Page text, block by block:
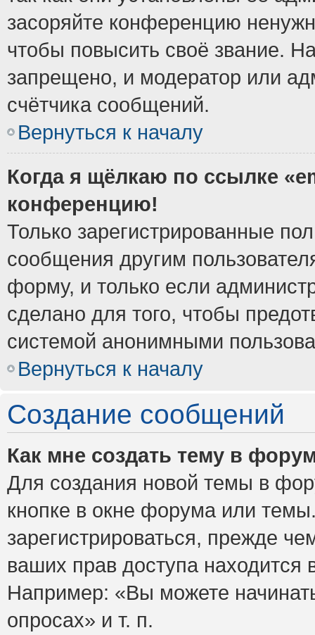
засоряйте конференцию
чтобы повысить своё звание.
запрещено, и модератор или
счётчика сообщений.
Вернуться к началу
Когда я щёлкаю по ссылке
конференцию!
Только зарегистрированные
сообщения другим
форму, и только если
сделано для того, чтобы
системой анонимными
Вернуться к началу
Создание сообщений
Как мне создать тему в
Для создания новой темы в
кнопке в окне форума или
зарегистрироваться, прежде
ваших прав доступа
Например: «Вы можете
опросах» и т. п.